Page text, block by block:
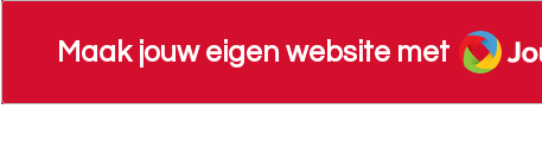
Maak jouw eigen website met